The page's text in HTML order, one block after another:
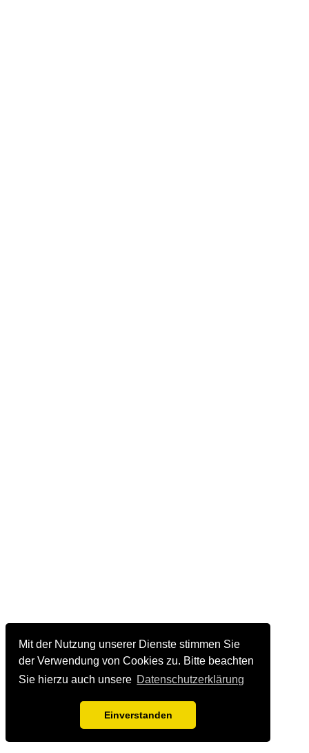
Mit der Nutzung unserer Dienste stimmen Sie
der Verwendung von Cookies zu. Bitte beachten
Sie hierzu auch unsere Datenschutzerklärung
Einverstanden